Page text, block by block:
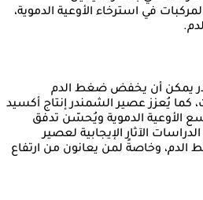
في استرخاء الأوعية الدموية،
يمكن أن يخفض ضغط الدم
كما يُعزز عصير الشمندر إنتاج أكسيد
الأوعية الدموية ويُحسّن تدفق
الآثار الإيجابية لعصير
وخاصةً لمن يعانون من ارتفاع